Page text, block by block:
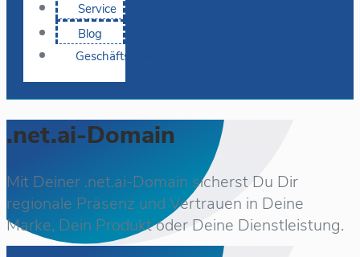
Service
Blog
Geschäftskunden
.net.ai-Domain
Mit Deiner .net.ai-Domain sicherst Du Dir
regionale Präsenz und Vertrauen in Deine
Marke, Dein Produkt oder Deine Dienstleistung.